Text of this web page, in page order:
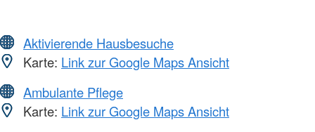
Aktivierende Hausbesuche
Karte: Link zur Google Maps Ansicht
Ambulante Pflege
Karte: Link zur Google Maps Ansicht